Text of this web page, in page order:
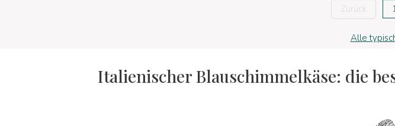
Zurück
Alle
Italienischer Blauschimmelkäse: die